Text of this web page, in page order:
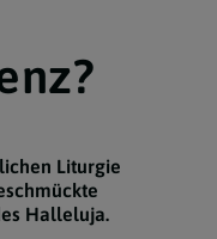
Liturgie
Halleluja.